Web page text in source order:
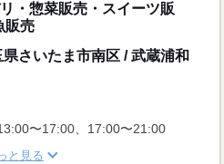
・惣菜販売・スイーツ販
販売
さいたま市南区 / 武蔵浦和
〜17:00、17:00〜21:00
と見る